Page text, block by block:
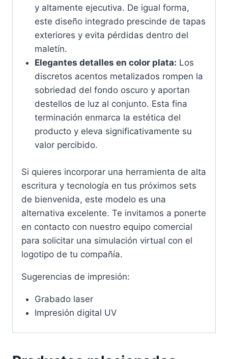
y altamente ejecutiva. De igual forma,
este diseño integrado prescinde de tapas
exteriores y evita pérdidas dentro del
maletín.
Elegantes detalles en color plata: Los
discretos acentos metalizados rompen la
sobriedad del fondo oscuro y aportan
destellos de luz al conjunto. Esta fina
terminación enmarca la estética del
producto y eleva significativamente su
valor percibido.
Si quieres incorporar una herramienta de alta
escritura y tecnología en tus próximos sets
de bienvenida, este modelo es una
alternativa excelente. Te invitamos a ponerte
en contacto con nuestro equipo comercial
para solicitar una simulación virtual con el
logotipo de tu compañía.
Sugerencias de impresión:
Grabado laser
Impresión digital UV